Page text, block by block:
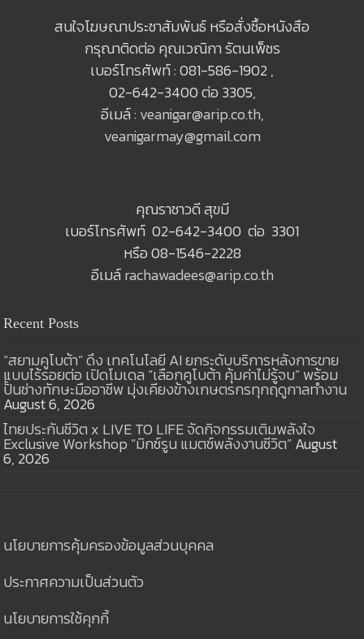
สนใจโฆษณาประชาสัมพันธ์ หรือสั่งซื้อหนังสือ
กรุณาติดต่อ คุณเวณิกา รัตนเพ็ชร
เบอร์โทรศัพท์ : 081-586-1902 ,
02-642-3400 ต่อ 3305,
อีเมล์ : veanigar@arip.co.th,
veanigarmay@gmail.com
คุณราชาวดี สุขมี
เบอร์โทรศัพท์ 02-642-3400 ต่อ 3301
หรือ 08-1546-2228
อีเมล์rachawadees@arip.co.th
Recent Posts
“สยามคูโบต้า” ดึง เทคโนโลยี AI ยกระดับบริการหลังการขาย
แบบไร้รอยต่อ เปิดโมเดล “เลือกคูโบต้า คุ้มค่าไม่รู้จบ” พร้อม
ปั้นช่างทักษะมืออาชีพ มุ่งเคียงข้างเกษตรกรทุกฤดูกาลทำงาน
August 6, 2026
ไทยประกันชีวิต x LIVE TO LIFE จัดกิจกรรมเติมพลังใจ
Exclusive Workshop “มิกซ์รูน แมตช์พลังงานชีวิต”August
6, 2026
นโยบายการคุ้มครองข้อมูลส่วนบุคคล
ประกาศความเป็นส่วนตัว
นโยบายการใช้คุกกี้